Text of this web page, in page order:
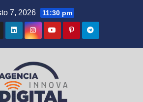
7, 2026 11:30 pm